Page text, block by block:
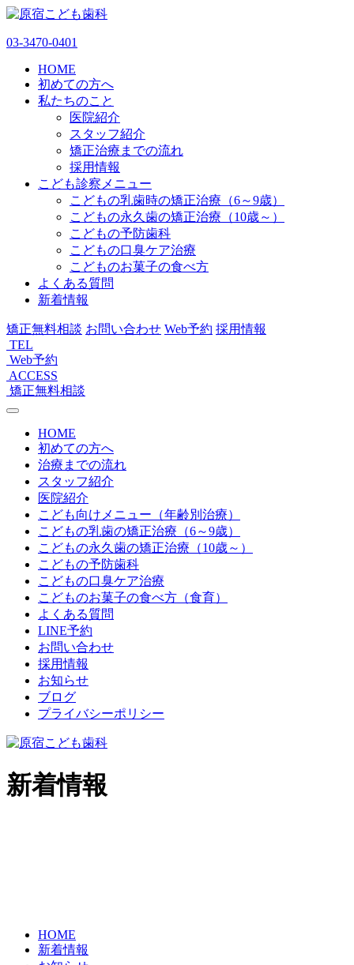
03-3470-0401
HOME
初めての方へ
私たちのこと
医院紹介
スタッフ紹介
矯正治療までの流れ
採用情報
こども診察メニュー
こどもの乳歯時の矯正治療（6～9歳）
こどもの永久歯の矯正治療（10歳～）
こどもの予防歯科
こどもの口臭ケア治療
こどものお菓子の食べ方
よくある質問
新着情報
矯正無料相談 お問い合わせ Web予約 採用情報
TEL
Web予約
ACCESS
矯正無料相談
HOME
初めての方へ
治療までの流れ
スタッフ紹介
医院紹介
こども向けメニュー（年齢別治療）
こどもの乳歯の矯正治療（6～9歳）
こどもの永久歯の矯正治療（10歳～）
こどもの予防歯科
こどもの口臭ケア治療
こどものお菓子の食べ方（食育）
よくある質問
LINE予約
お問い合わせ
採用情報
お知らせ
ブログ
プライバシーポリシー
新着情報
HOME
新着情報